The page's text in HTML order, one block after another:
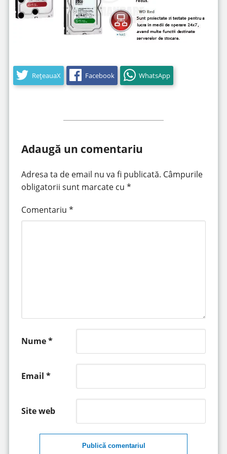
RețeauaX Facebook WhatsApp
Adaugă un comentariu
Adresa ta de email nu va fi publicată. Câmpurile
obligatorii sunt marcate cu *
Comentariu *
Nume*
Email *
Site web
Publică comentariul